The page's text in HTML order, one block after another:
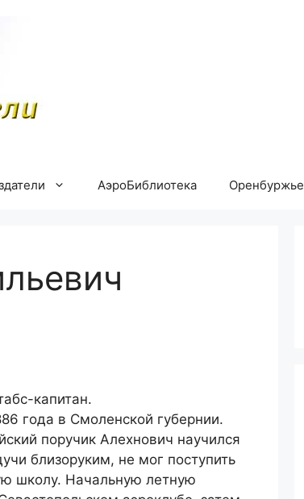
АэроБиблиотека Оренбуржье
капитан.
года в Смоленской губернии.
поручик Алехнович научился
близоруким, не мог поступить
школу. Начальную летную